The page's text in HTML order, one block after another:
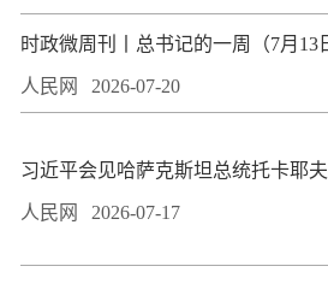
时政微周刊丨总书记的一周（7月13
人民网 2026-07-20
习近平会见哈萨克斯坦总统托卡耶夫
人民网 2026-07-17